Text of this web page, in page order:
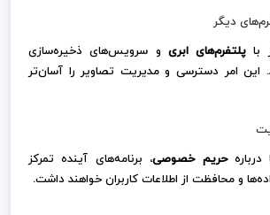
دیگر
با پلتفرم‌های ابری و سرویس‌های ذخیره‌سازی
این امر دسترسی و مدیریت تصاویر را آسان‌تر
دربارهحریم خصوصی، برنامه‌های آینده تمرکز
و محافظت از اطلاعات کاربران خواهند داشت.